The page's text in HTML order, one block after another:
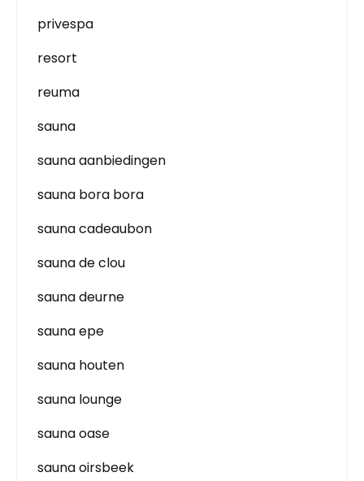
privespa
resort
reuma
sauna
sauna aanbiedingen
sauna bora bora
sauna cadeaubon
sauna de clou
sauna deurne
sauna epe
sauna houten
sauna lounge
sauna oase
sauna oirsbeek